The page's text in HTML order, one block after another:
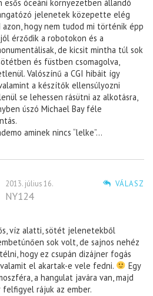
esős óceáni környezetben állandó
jelenetek közepette elég
azon, hogy nem tudod mi történik épp
érződik a robotokon és a
de kicsit mintha túl sok
és füstben csomagolva,
Valószínű a CGI hibáit így
a készítők ellensúlyozni
se lehessen rásütni az alkotásra,
úszó Michael Bay féle
aminek nincs “lelke”…
VÁLASZ
2013. július 16.
NY124
víz alatti, sötét jelenetekből
sok volt, de sajnos nehéz
hogy ez csupán dizájner fogás
el akartak-e vele fedni.
Egy
a hangulat javára van, majd
felfigyel rájuk az ember.